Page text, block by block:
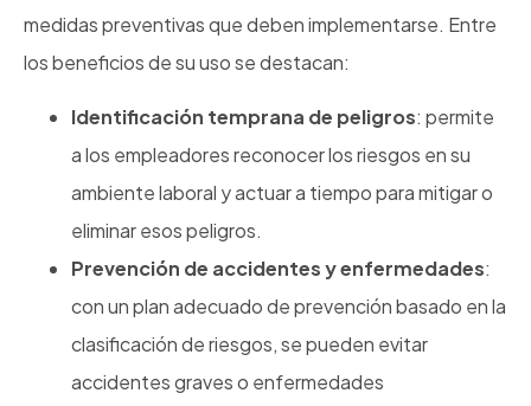
medidas preventivas que deben implementarse. Entre
los beneficios de su uso se destacan:
Identificación temprana de peligros: permite
a los empleadores reconocer los riesgos en su
ambiente laboral y actuar a tiempo para mitigar o
eliminar esos peligros.
Prevención de accidentes y enfermedades:
con un plan adecuado de prevención basado en la
clasificación de riesgos, se pueden evitar
accidentes graves o enfermedades